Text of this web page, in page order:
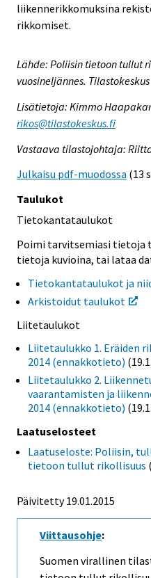
liikennerikkomuksina
rikkomiset.
Lähde: Poliisin tietoon tullut
vuosineljännes. Tilastokeskus
Lisätietoja: Kimmo
rikos@tilastokeskus.fi
Vastaava tilastojohtaja:
Julkaisu pdf-muodossa (13
Taulukot
Tietokantataulukot
Poimi tarvitsemiasi tietoja
tietoja kuvioina, tai lataa
Tietokantataulukot ja
Arkistoidut taulukot
Liitetaulukot
Liitetaulukko 1. Eräiden
2014 (ennakkotieto)
Liitetaulukko 2.
vaarantamisten ja
2014 (ennakkotieto)
Laatuselosteet
Laatuseloste: Poliisin,
tietoon tullut rikollisuus
Päivitetty 19.01.2015
Viittausohje:
Suomen virallinen